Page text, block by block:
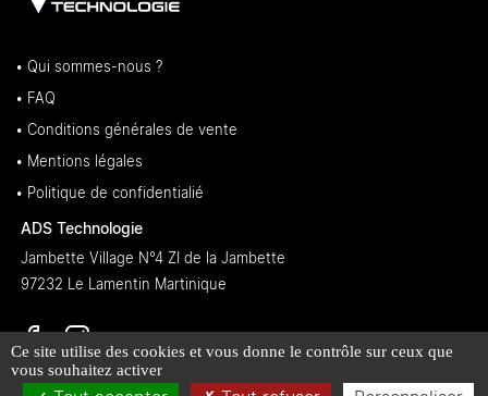
• Qui sommes-nous ?
• FAQ
• Conditions générales de vente
• Mentions légales
• Politique de confidentialié
ADS Technologie
Jambette Village N°4 ZI de la Jambette
97232 Le Lamentin Martinique
Ce site utilise des cookies et vous donne le contrôle sur ceux que
vous souhaitez activer